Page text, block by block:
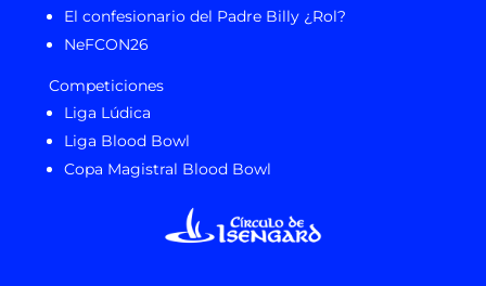
El confesionario del Padre Billy ¿Rol?
NeFCON26
Competiciones
Liga Lúdica
Liga Blood Bowl
Copa Magistral Blood Bowl